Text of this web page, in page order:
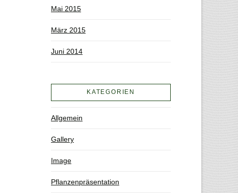
Mai 2015
März 2015
Juni 2014
KATEGORIEN
Allgemein
Gallery
Image
Pflanzenpräsentation